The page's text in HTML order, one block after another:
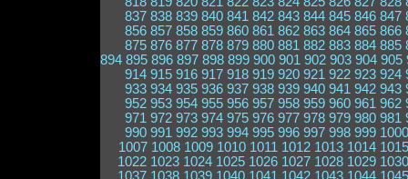
837 838 839 840 841 842 843 844 845 846 847
856 857 858 859 860 861 862 863 864 865 866
875 876 877 878 879 880 881 882 883 884 885
894 895 896 897 898 899 900 901 902 903 904 905
914 915 916 917 918 919 920 921 922 923 924
933 934 935 936 937 938 939 940 941 942 943
952 953 954 955 956 957 958 959 960 961 962
971 972 973 974 975 976 977 978 979 980 981
990 991 992 993 994 995 996 997 998 999 1000
1007 1008 1009 1010 1011 1012 1013 1014 1015
1022 1023 1024 1025 1026 1027 1028 1029 1030
1037 1038 1039 1040 1041 1042 1043 1044 1045